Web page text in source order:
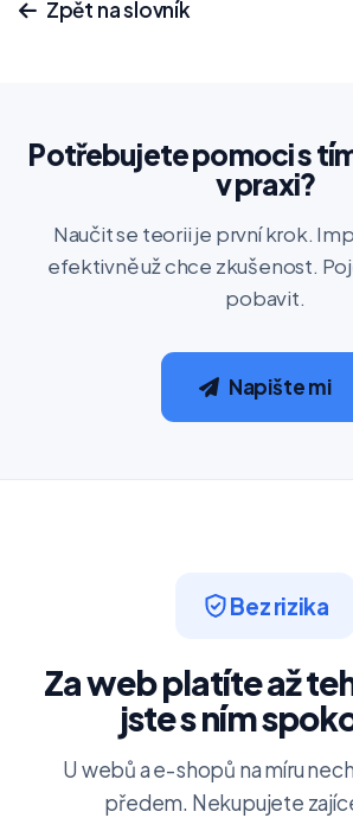
Zpět na slovník
Potřebujete pomoci s
v praxi?
Naučit se teorii je první krok.
efektivně už chce zkušenost.
pobavit.
Napište mi
Bez rizika
Za web platíte až
jste s ním
U webů a e-shopů na míru
předem. Nekupujete